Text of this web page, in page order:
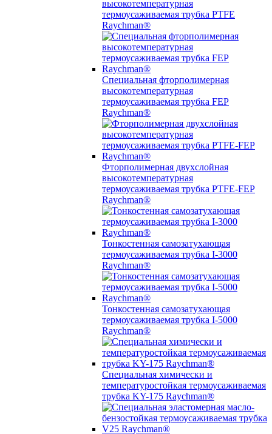
высокотемпературная
термоусаживаемая трубка PTFE
Raychman®
Специальная фторполимерная
высокотемпературная
термоусаживаемая трубка FEP
Raychman®
Фторполимерная двухслойная
высокотемпературная
термоусаживаемая трубка PTFE-FEP
Raychman®
Тонкостенная самозатухающая
термоусаживаемая трубка I-3000
Raychman®
Тонкостенная самозатухающая
термоусаживаемая трубка I-5000
Raychman®
Специальная химически и
температуростойкая термоусаживаемая
трубка KY-175 Raychman®